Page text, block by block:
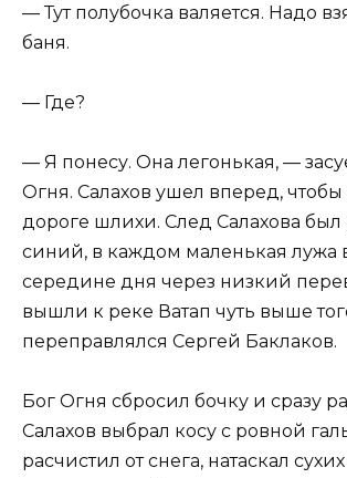
— Тут полубочка валяется. Надо
баня.
— Где?
— Я понесу. Она легонькая, —
Огня. Салахов ушел вперед,
дороге шлихи. След Салахова
синий, в каждом маленькая лужа
середине дня через низкий
вышли к реке Ватап чуть выше
переправлялся Сергей Баклаков.
Бог Огня сбросил бочку и сразу
Салахов выбрал косу с ровной
расчистил от снега, натаскал